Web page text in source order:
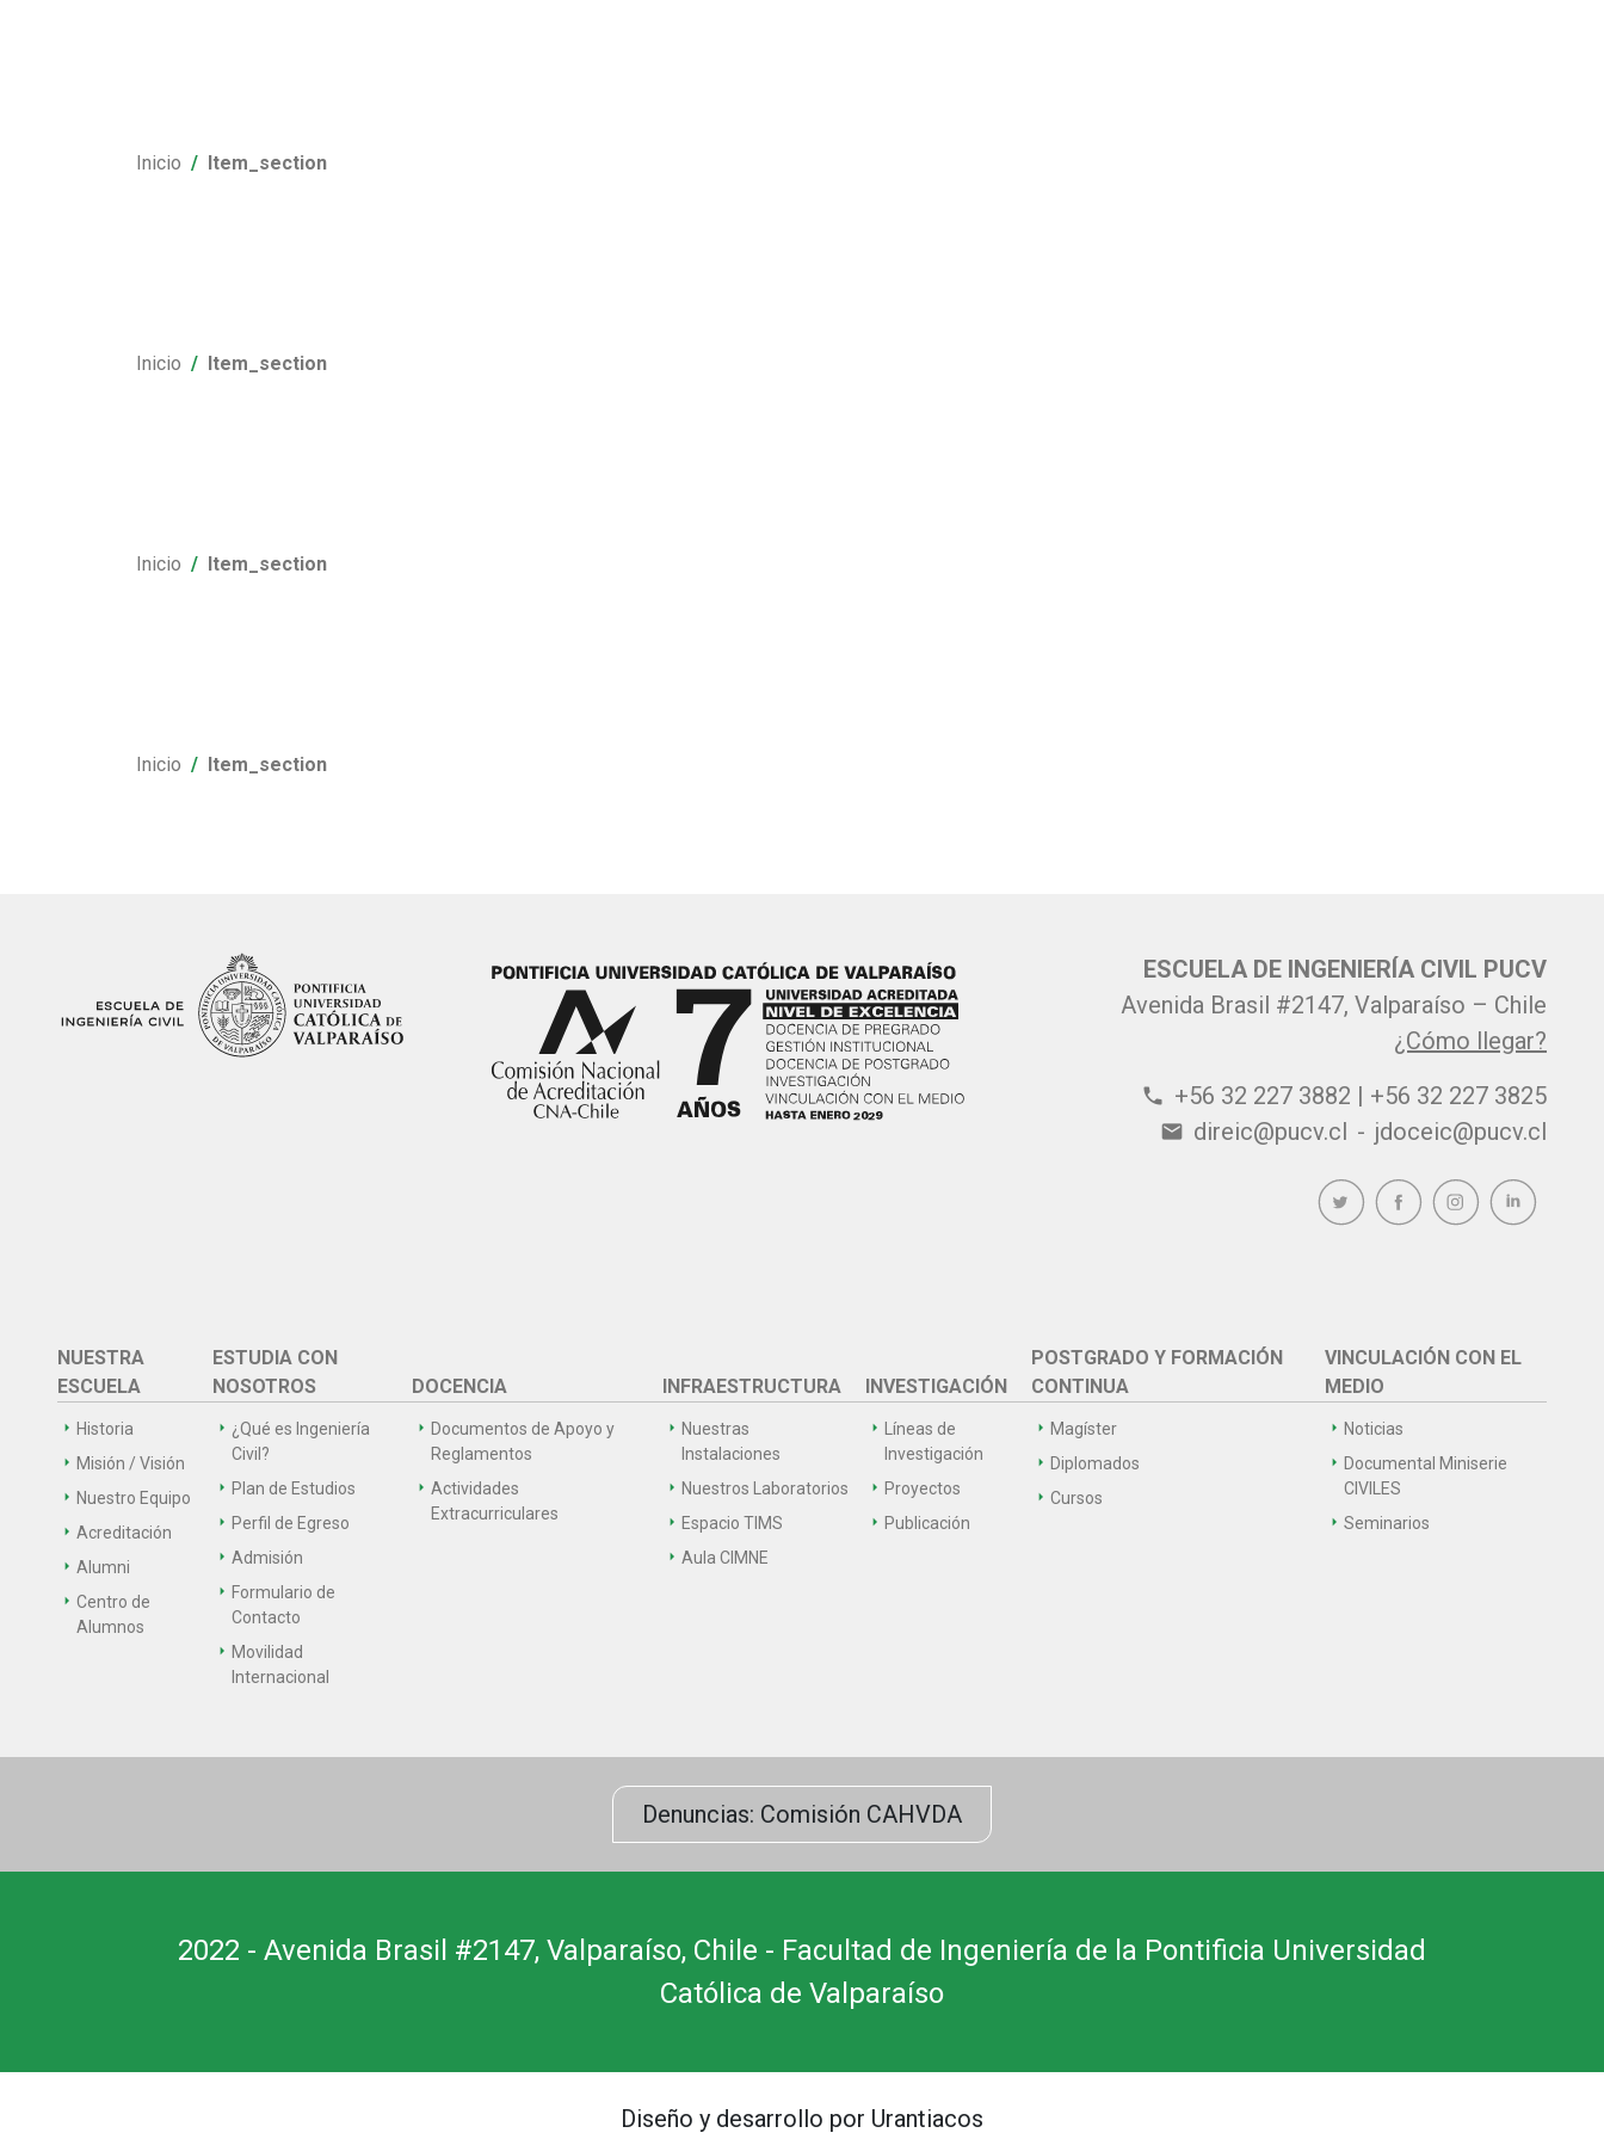
Inicio Item_section
Inicio Item_section
Inicio Item_section
Inicio Item_section
ESCUELA DE INGENIERÍA CIVIL PUCV
Avenida Brasil #2147, Valparaíso – Chile
¿Cómo llegar?
phone +56 32 227 3882 | +56 32 227 3825
email direic@pucv.cl - jdoceic@pucv.cl
NUESTRA
ESCUELA
Historia
Misión / Visión
Nuestro Equipo
Acreditación
Alumni
Centro de
Alumnos
ESTUDIA CON
NOSOTROS
¿Qué es Ingeniería
Civil?
Plan de Estudios
Perfil de Egreso
Admisión
Formulario de
Contacto
Movilidad
Internacional
DOCENCIA
Documentos de Apoyo y
Reglamentos
Actividades
Extracurriculares
INFRAESTRUCTURA
Nuestras
Instalaciones
Nuestros Laboratorios
Espacio TIMS
Aula CIMNE
INVESTIGACIÓN
Líneas de
Investigación
Proyectos
Publicación
POSTGRADO Y FORMACIÓN
CONTINUA
Magíster
Diplomados
Cursos
VINCULACIÓN CON EL
MEDIO
Noticias
Documental Miniserie
CIVILES
Seminarios
Denuncias: Comisión CAHVDA
2022 - Avenida Brasil #2147, Valparaíso, Chile - Facultad de Ingeniería de la Pontificia Universidad
Católica de Valparaíso
Diseño y desarrollo por Urantiacos